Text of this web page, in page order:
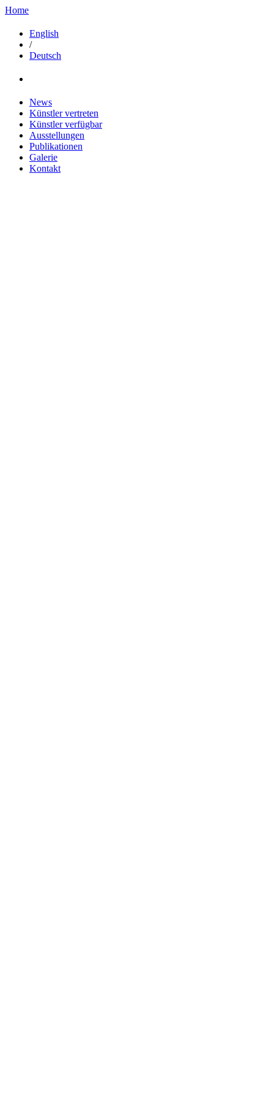
Home
English
/
Deutsch
News
Künstler vertreten
Künstler verfügbar
Ausstellungen
Publikationen
Galerie
Kontakt